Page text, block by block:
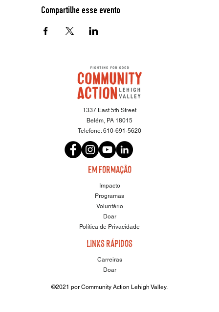
Compartilhe esse evento
1337 East 5th Street
Belém, PA 18015
Telefone:610-691-5620
em formação
Impacto
Programas
Voluntário
Doar
Política de Privacidade
Links Rápidos
Carreiras
Doar
©2021 por Community Action Lehigh Valley.